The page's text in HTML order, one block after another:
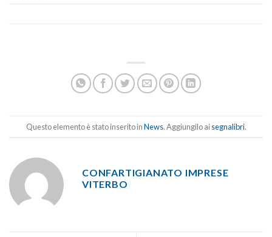
Questo elemento è stato inserito inNews. Aggiungilo aisegnalibri.
CONFARTIGIANATO IMPRESE
VITERBO